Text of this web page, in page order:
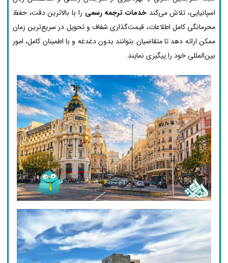
اسپانیایی، تلاش می‌کندخدمات ترجمه رسمی را با بالاترین دقت، حفظ
محرمانگی کامل اطلاعات، قیمت‌گذاری شفاف و تحویل در سریع‌ترین زمان
ممکن ارائه دهد تا متقاضیان بتوانند بدون دغدغه و با اطمینان کامل، امور
بین‌المللی خود را پیگیری نمایند.